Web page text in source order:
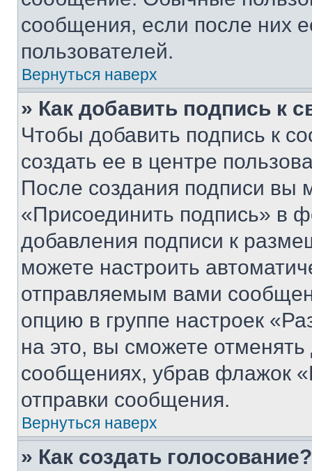
сообщения, если после них
пользователей.
Вернуться наверх
» Как добавить подпись к
Чтобы добавить подпись к
создать ее в центре
После создания подписи вы
«Присоединить подпись» в
добавления подписи к
можете настроить
отправляемым вами
опцию в группе настроек
на это, вы сможете
сообщениях, убрав флажок
отправки сообщения.
Вернуться наверх
» Как создать голосование?